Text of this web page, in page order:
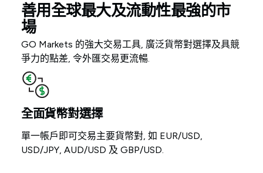
善用全球最大及流動性最強的市
場
GO Markets 的強大交易工具, 廣泛貨幣對選擇及具競
爭力的點差, 令外匯交易更流暢.
全面貨幣對選擇
單一帳戶即可交易主要貨幣對, 如 EUR/USD,
USD/JPY, AUD/USD 及 GBP/USD.